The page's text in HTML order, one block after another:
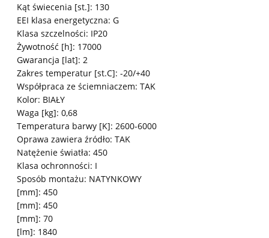
Kąt świecenia [st.]: 130
EEI klasa energetyczna: G
Klasa szczelności: IP20
Żywotność [h]: 17000
Gwarancja [lat]: 2
Zakres temperatur [st.C]: -20/+40
Współpraca ze ściemniaczem: TAK
Kolor: BIAŁY
Waga [kg]: 0,68
Temperatura barwy [K]: 2600-6000
Oprawa zawiera źródło: TAK
Natężenie światła: 450
Klasa ochronności: I
Sposób montażu: NATYNKOWY
[mm]: 450
[mm]: 450
[mm]: 70
[lm]: 1840